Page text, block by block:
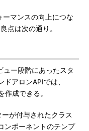
マンスの向上につな
点は次の通り。
ー段階にあったスタ
アロンAPIでは、
成できる。
が付与されたクラス
ンポーネントのテンプ